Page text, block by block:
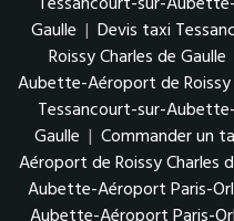
Gaulle | Devis taxi
Roissy Charles de Gaulle
Aubette-Aéroport de Roissy
Tessancourt-sur-
Gaulle | Commander un
Aéroport de Roissy Charles
Aubette-Aéroport Paris-